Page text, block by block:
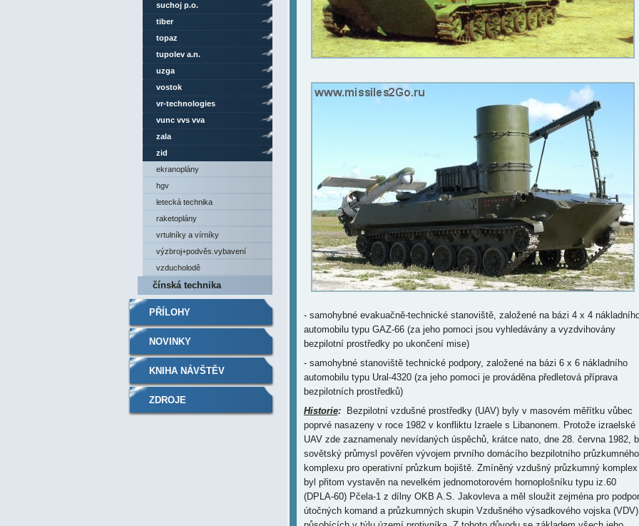
- samohybné evakuačně-technické stanoviště, založené na bázi 4 x 4
automobilu typu GAZ-66 (za jeho pomoci jsou vyhledávány a vyzdvihovány
bezpilotní prostředky po ukončení mise)
- samohybné stanoviště technické podpory, založené na bázi 6 x 6 nákladního
automobilu typu Ural-4320 (za jeho pomoci je prováděna předletová příprava
bezpilotních prostředků)
Historie:Bezpilotní vzdušné prostředky (UAV) byly v masovém měřítku vůbec
poprvé nasazeny v roce 1982 v konfliktu Izraele s Libanonem. Protože izraelské
UAV zde zaznamenaly nevídaných úspěchů, krátce nato, dne 28. června 1982,
sovětský průmysl pověřen vývojem prvního domácího bezpilotního průzkumného
komplexu pro operativní průzkum bojiště. Zmíněný vzdušný průzkumný komplex
byl přitom vystavěn na nevelkém jednomotorovém hornoplošníku typu iz.60
(DPLA-60) Pčela-1 z dílny OKB A.S. Jakovleva a měl sloužit zejména pro
útočných komand a průzkumných skupin Vzdušného výsadkového vojska (VDV)
suchoj p.o.
tiber
topaz
tupolev a.n.
uzga
vostok
vr-technologies
vunc vvs vva
zala
zid
ekranoplány
hgv
letecká technika
raketoplány
vrtulníky a vírníky
výzbroj+podvěs.vybavení
vzducholodě
čínská technika
PŘÍLOHY
NOVINKY
KNIHA NÁVŠTĚV
ZDROJE